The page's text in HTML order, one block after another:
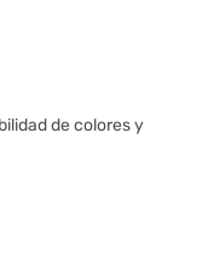
de colores y